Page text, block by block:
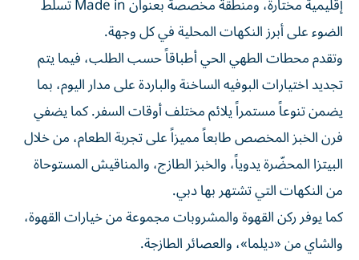
الضوء على أبرز النكهات المحلية في كل وجهة.
وتقدم محطات الطهي الحي أطباقاً حسب الطلب، فيما يتم
تجديد اختيارات البوفيه الساخنة والباردة على مدار اليوم، بما
يضمن تنوعاً مستمراً يلائم مختلف أوقات السفر. كما يضفي
فرن الخبز المخصص طابعاً مميزاً على تجربة الطعام، من خلال
البيتزا المحضّرة يدوياً، والخبز الطازج، والمناقيش المستوحاة
من النكهات التي تشتهر بها دبي.
كما يوفر ركن القهوة والمشروبات مجموعة من خيارات القهوة،
والشاي من «ديلما»، والعصائر الطازجة.